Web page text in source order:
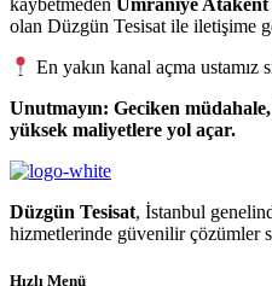
olan Düzgün Tesisat ile iletişime
En yakın kanal açma ustamız
Unutmayın: Geciken
yüksek maliyetlere yol açar.
Düzgün Tesisat, İstanbul
hizmetlerinde güvenilir çözümler
Hızlı Menü